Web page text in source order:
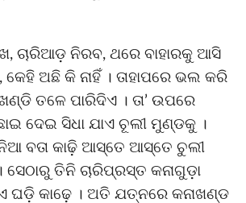
ଚାରିଆଡ଼ ନିରବ, ଥରେ ବାହାରକୁ ଆସି
ଅଛି କି ନାହିଁ । ତାହାପରେ ଭଲ କରି
ତଳେ ପାରିଦିଏ । ତା’ ଉପରେ
ଦେଇ ସିଧା ଯାଏ ଚୂଲୀ ମୁଣ୍ଡକୁ ।
ବତା କାଢ଼ି ଆସ୍ତେ ଆସ୍ତେ ଚୁଲୀ
ସେଠାରୁ ତିନି ଚାରିପ୍ରସ୍ତ କନାଗୁଡ଼ା
ଘଡ଼ି କାଢ଼େ । ଅତି ଯତ୍ନରେ କନାଖଣ୍ଡ